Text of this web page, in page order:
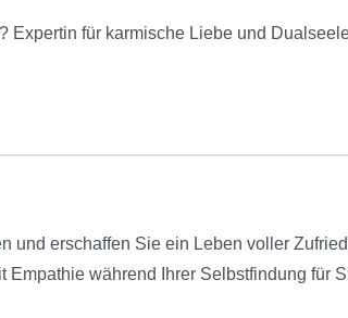
Expertin für karmische Liebe und
und erschaffen Sie ein Leben voller
Empathie während Ihrer Selbstfindung für